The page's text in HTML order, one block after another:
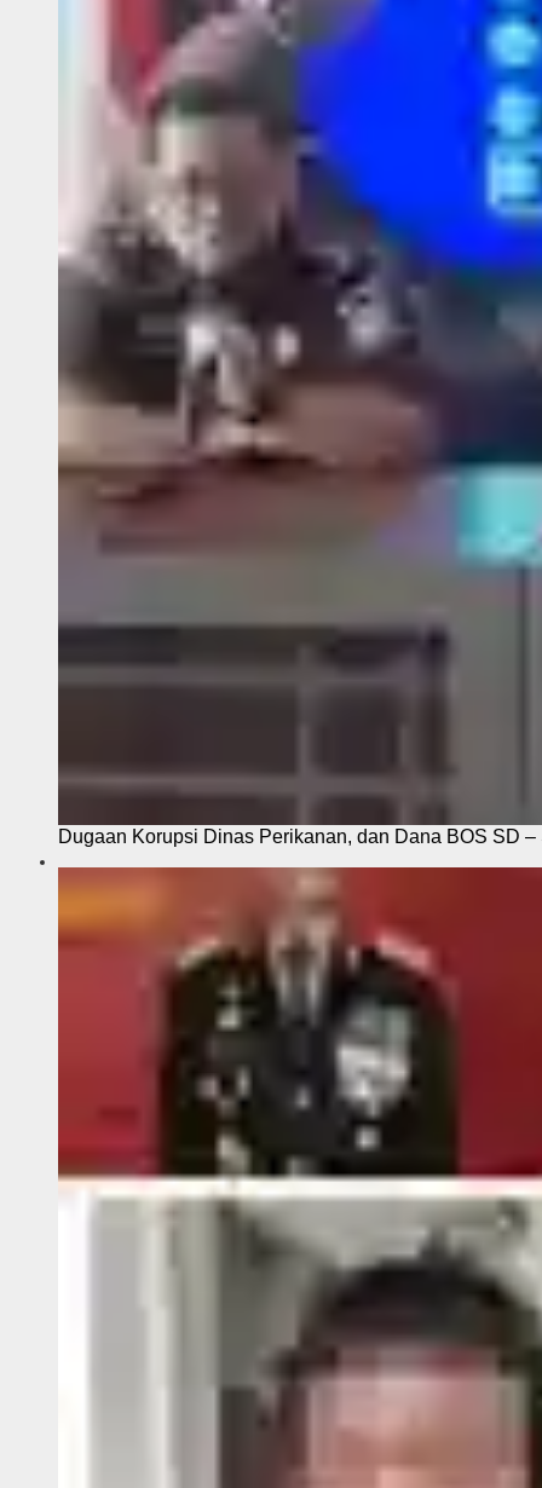
Dugaan Korupsi Dinas Perikanan, dan Dana BOS SD